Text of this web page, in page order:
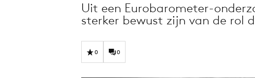
Uit een Eurobarometer-
sterker bewust zijn van de rol
0 0